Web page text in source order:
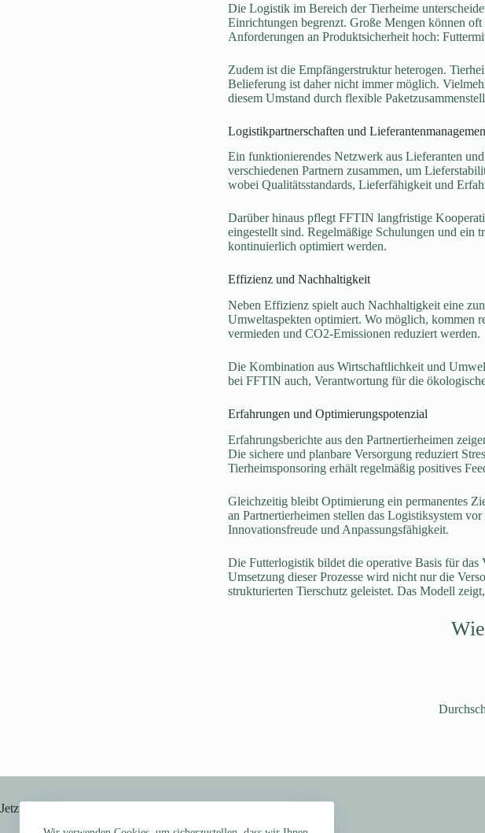
Die Logistik im Bereich der Tierheime
Einrichtungen begrenzt. Große Mengen können
Anforderungen an Produktsicherheit hoch:
Zudem ist die Empfängerstruktur heterogen.
Belieferung ist daher nicht immer möglich.
diesem Umstand durch flexible
Logistikpartnerschaften und
Ein funktionierendes Netzwerk aus Lieferanten
verschiedenen Partnern zusammen, um
wobei Qualitätsstandards, Lieferfähigkeit und
Darüber hinaus pflegt FFTIN langfristige
eingestellt sind. Regelmäßige Schulungen und ein
kontinuierlich optimiert werden.
Effizienz und Nachhaltigkeit
Neben Effizienz spielt auch Nachhaltigkeit eine
Umweltaspekten optimiert. Wo möglich, kommen
vermieden und CO2-Emissionen reduziert werden.
Die Kombination aus Wirtschaftlichkeit und
bei FFTIN auch, Verantwortung für die
Erfahrungen und Optimierungspotenzial
Erfahrungsberichte aus den Partnertierheimen
Die sichere und planbare Versorgung reduziert
Tierheimsponsoring erhält regelmäßig positives
Gleichzeitig bleibt Optimierung ein permanentes
an Partnertierheimen stellen das Logistiksystem
Innovationsfreude und Anpassungsfähigkeit.
Die Futterlogistik bildet die operative Basis für
Umsetzung dieser Prozesse wird nicht nur die
strukturierten Tierschutz geleistet. Das Modell
Jetzt trendig